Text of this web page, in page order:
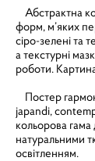
Абстрактна
форм, м’яких
сіро-зелені та
а текстурні
роботи.
Постер
japandi,
кольорова
натуральними
освітленням.